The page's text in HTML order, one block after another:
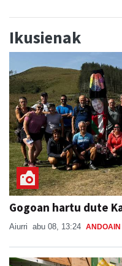
Ikusienak
Gogoan hartu dute
Aiurri abu 08, 13:24 ANDOAIN